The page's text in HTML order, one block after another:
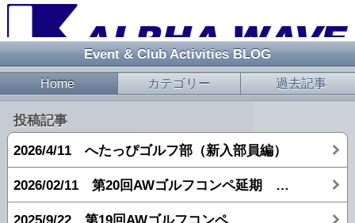
Event & Club Activities BLOG
Home カテゴリー 過去記事
投稿記事
2026/4/11 へたっぴゴルフ部（新入部員編）
2026/02/11 第20回AWゴルフコンペ延期 → 打ちっぱなし